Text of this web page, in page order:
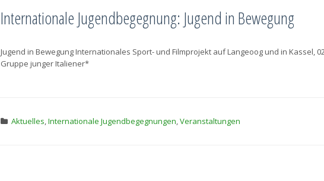
Internationale Jugendbegegnung: Jugend in Bewegung
Jugend in Bewegung Internationales Sport- und Filmprojekt auf Langeoog und in Kassel,
Gruppe junger Italiener*
Aktuelles,Internationale Jugendbegegnungen,Veranstaltungen